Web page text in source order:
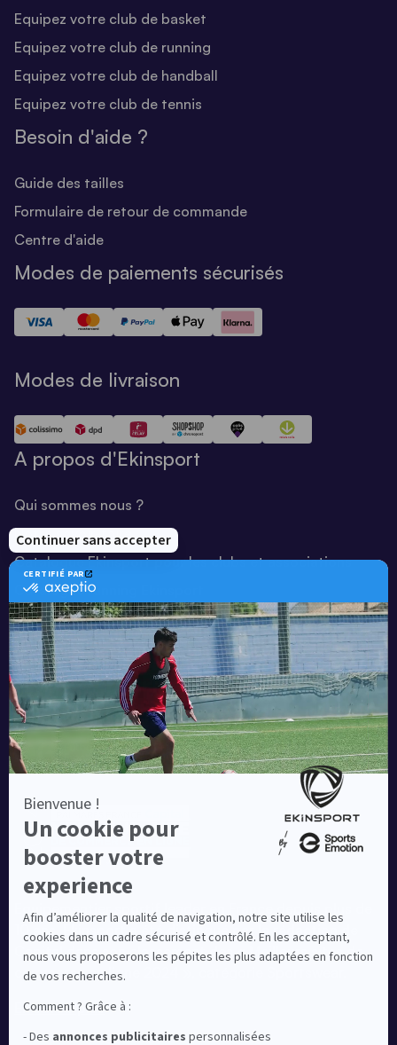
Equipez votre club de basket
Equipez votre club de running
Equipez votre club de handball
Equipez votre club de tennis
Besoin d'aide ?
Guide des tailles
Formulaire de retour de commande
Centre d'aide
Modes de paiements sécurisés
Modes de livraison
A propos d'Ekinsport
Qui sommes nous ?
Notre savoir-faire
Catalogue Ekinsport pour les clubs et associations
Catalogue running Ekinsport
Blog
Une société de :
Equipementier sportif leader en France depuis plus de
10 ans, Ekinsport a été distingué par la rédaction de
Capital dans son classement des « Meilleurs sites de
commerce en ligne 2024 », catégorie Sportswear.
En savoir plus